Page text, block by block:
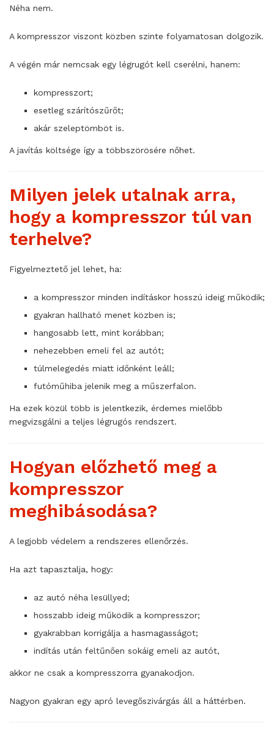
Néha nem.
A kompresszor viszont közben szinte folyamatosan dolgozik.
A végén már nemcsak egy légrugót kell cserélni, hanem:
kompresszort;
esetleg szárítószűrőt;
akár szeleptömböt is.
A javítás költsége így a többszörösére nőhet.
Milyen jelek utalnak arra,
hogy a kompresszor túl van
terhelve?
Figyelmeztető jel lehet, ha:
a kompresszor minden indításkor hosszú ideig működik;
gyakran hallható menet közben is;
hangosabb lett, mint korábban;
nehezebben emeli fel az autót;
túlmelegedés miatt időnként leáll;
futóműhiba jelenik meg a műszerfalon.
Ha ezek közül több is jelentkezik, érdemes mielőbb
megvizsgálni a teljes légrugós rendszert.
Hogyan előzhető meg a
kompresszor
meghibásodása?
A legjobb védelem a rendszeres ellenőrzés.
Ha azt tapasztalja, hogy:
az autó néha lesüllyed;
hosszabb ideig működik a kompresszor;
gyakrabban korrigálja a hasmagasságot;
indítás után feltűnően sokáig emeli az autót,
akkor ne csak a kompresszorra gyanakodjon.
Nagyon gyakran egy apró levegőszivárgás áll a háttérben.